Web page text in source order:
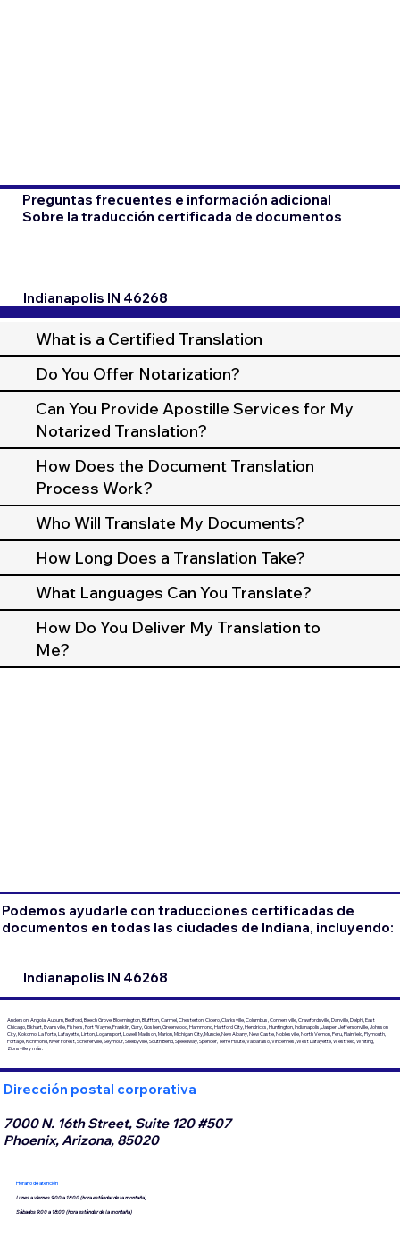
Preguntas frecuentes e información adicional
Sobre la traducción certificada de documentos
Indianapolis IN 46268
What is a Certified Translation
Do You Offer Notarization?
Can You Provide Apostille Services for My
Notarized Translation?
How Does the Document Translation
Process Work?
Who Will Translate My Documents?
How Long Does a Translation Take?
What Languages Can You Translate?
How Do You Deliver My Translation to
Me?
Podemos ayudarle con traducciones certificadas de
documentos en todas las ciudades de Indiana, incluyendo:
Indianapolis IN 46268
Anderson, Angola, Auburn, Bedford, Beech Grove, Bloomington, Bluffton, Carmel, Chesterton, Cicero, Clarksville, Columbus, Connersville, Crawfordsville, Danville, Delphi, East
Chicago, Elkhart, Evansville, Fishers, Fort Wayne, Franklin, Gary, Goshen, Greenwood, Hammond, Hartford City, Hendricks, Huntington, Indianapolis, Jasper, Jeffersonville, Johnson
City, Kokomo, La Porte, Lafayette, Linton, Logansport, Lowell, Madison, Marion, Michigan City, Muncie, New Albany, New Castle, Noblesville, North Vernon, Peru, Plainfield, Plymouth,
Portage, Richmond, River Forest, Schererville, Seymour, Shelbyville, South Bend, Speedway, Spencer, Terre Haute, Valparaiso, Vincennes, West Lafayette, Westfield, Whiting,
Zionsville y más.
Dirección postal corporativa
7000 N. 16th Street, Suite 120 #507
Phoenix, Arizona, 85020
Horario de atención
Lunes a viernes 9:00 a 18:00 (hora estándar de la montaña)
Sábados 9:00 a 18:00 (hora estándar de la montaña)